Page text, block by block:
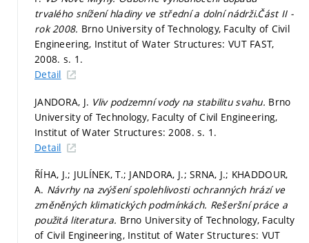
trvalého snížení hladiny ve střední a dolní nádrži.Část II -
rok 2008. Brno University of Technology, Faculty of Civil
Engineering, Institut of Water Structures: VUT FAST,
2008. s. 1.
Detail
JANDORA, J. Vliv podzemní vody na stabilitu svahu. Brno
University of Technology, Faculty of Civil Engineering,
Institut of Water Structures: 2008.s. 1.
Detail
ŘÍHA, J.; JULÍNEK, T.; JANDORA, J.; SRNA, J.; KHADDOUR,
A. Návrhy na zvýšení spolehlivosti ochranných hrází ve
změněných klimatických podmínkách. Rešeršní práce a
použitá literatura. Brno University of Technology, Faculty
of Civil Engineering, Institut of Water Structures: VUT